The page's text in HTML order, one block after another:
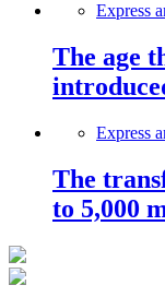
Express
The age
Express
The
to 5,000